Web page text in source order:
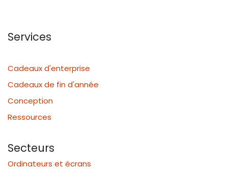
Services
Cadeaux d'enterprise
Cadeaux de fin d'année
Conception
Ressources
Secteurs
Ordinateurs et écrans